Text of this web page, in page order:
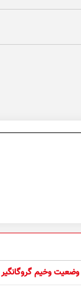
وضعیت وخیم گروگانگیر